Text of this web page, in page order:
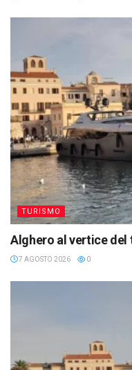
TURISMO
Alghero al vertice del
7 AGOSTO 2026 0